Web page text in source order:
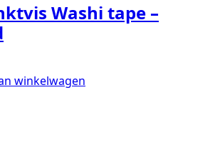
Washi tape –
winkelwagen